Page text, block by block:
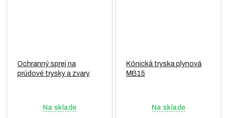
Ochranný sprej na
prúdové trysky a zvary
Na sklade
Kónická tryska plynová
MB15
Na sklade